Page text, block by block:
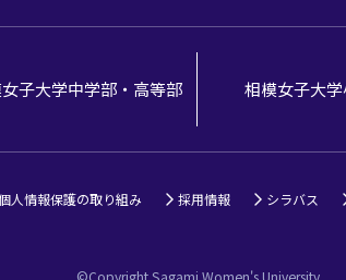
子大学中学部・高等部 相模女子大
人情報保護の取り組み 採用情報 シラバス
©Copyright Sagami Women's University